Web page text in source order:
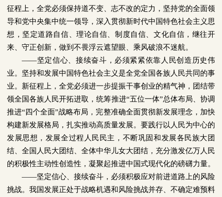
征程上，全党必须保持道不变、志不改的定力，坚持党的全面领
导和党中央集中统一领导，深入贯彻新时代中国特色社会主义思
想，坚定道路自信、理论自信、制度自信、文化自信，继往开
来、守正创新，做到不畏浮云遮望眼、乘风破浪不迷航。
——坚定信心、接续奋斗，必须紧紧依靠人民创造历史伟
业。坚持和发展中国特色社会主义是全党全国各族人民共同的事
业。新征程上，全党必须进一步提振干事创业的精气神，团结带
领全国各族人民开拓进取，统筹推进“五位一体”总体布局、协调
推进“四个全面”战略布局，完整准确全面贯彻新发展理念，加快
构建新发展格局，扎实推动高质量发展。要践行以人民为中心的
发展思想，发展全过程人民民主，不断巩固和发展各民族大团
结、全国人民大团结、全体中华儿女大团结，充分激发亿万人民
的积极性主动性创造性，凝聚起推进中国式现代化的磅礴力量。
——坚定信心、接续奋斗，必须积极应对前进道路上的风险
挑战。我国发展正处于战略机遇和风险挑战并存、不确定难预料